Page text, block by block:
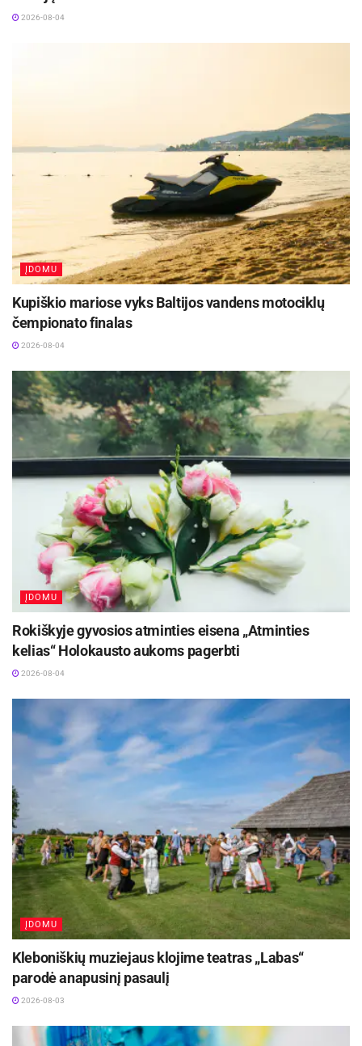
2026-08-04
ĮDOMU
Kupiškio mariose vyks Baltijos vandens motociklų
čempionato finalas
2026-08-04
ĮDOMU
Rokiškyje gyvosios atminties eisena „Atminties
kelias“ Holokausto aukoms pagerbti
2026-08-04
ĮDOMU
Kleboniškių muziejaus klojime teatras „Labas“
parodė anapusinį pasaulį
2026-08-03